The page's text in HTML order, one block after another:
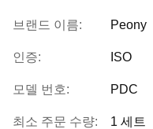
브랜드 이름: Peony
인증: ISO
모델 번호: PDC
최소 주문 수량: 1 세트